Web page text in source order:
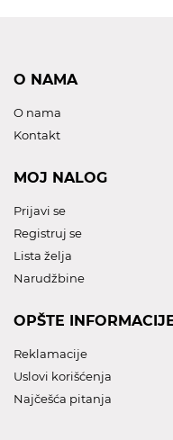
O NAMA
O nama
Kontakt
MOJ NALOG
Prijavi se
Registruj se
Lista želja
Narudžbine
OPŠTE
Reklamacije
Uslovi korišćenja
Najčešća pitanja